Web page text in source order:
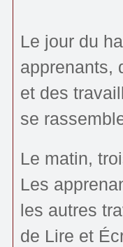
Le jour du
apprenants,
et des
se
Le matin,
Les
les autres
de Lire et